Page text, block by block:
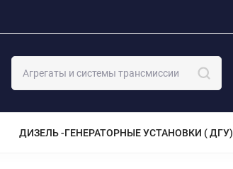
ДИЗЕЛЬ -ГЕНЕРАТОРНЫЕ УСТАНОВКИ ( ДГУ)